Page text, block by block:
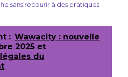
sans recourir à des pratiques
: Wawacity : nouvelle
2025 et
du